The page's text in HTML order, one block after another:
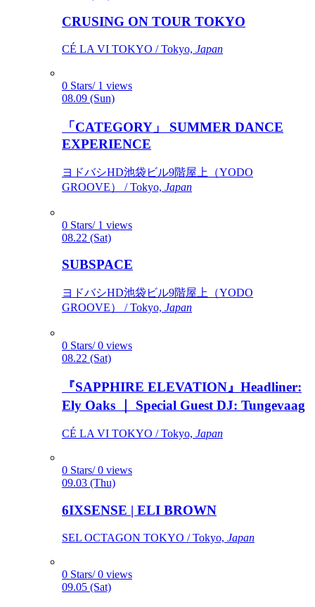
CRUSING ON TOUR TOKYO
CÉ LA VI TOKYO / Tokyo, Japan
0 Stars/ 1 views
08.09 (Sun)
「CATEGORY」 SUMMER DANCE
EXPERIENCE
ヨドバシHD池袋ビル9階屋上（YODO
GROOVE） / Tokyo, Japan
0 Stars/ 1 views
08.22 (Sat)
SUBSPACE
ヨドバシHD池袋ビル9階屋上（YODO
GROOVE） / Tokyo, Japan
0 Stars/ 0 views
08.22 (Sat)
『SAPPHIRE ELEVATION』Headliner:
Ely Oaks ｜ Special Guest DJ: Tungevaag
CÉ LA VI TOKYO / Tokyo, Japan
0 Stars/ 0 views
09.03 (Thu)
6IXSENSE | ELI BROWN
SEL OCTAGON TOKYO / Tokyo, Japan
0 Stars/ 0 views
09.05 (Sat)